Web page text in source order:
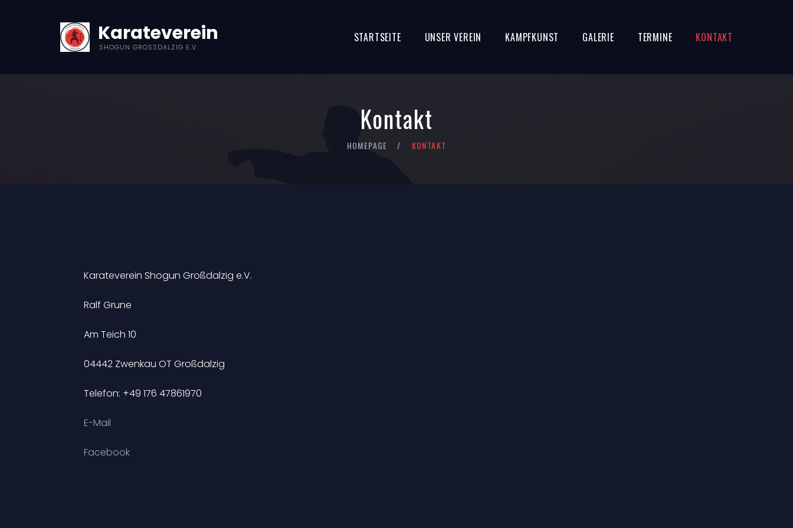
Karateverein
SHOGUN GROSSDALZIG E.V.
STARTSEITE UNSER VEREIN KAMPFKUNST GALERIE TERMINE KONTAKT
Kontakt
HOMEPAGE KONTAKT
Karateverein Shogun Großdalzig e.V.
Ralf Grune
Am Teich 10
04442 Zwenkau OT Großdalzig
Telefon: +49 176 47861970
E-Mail
Facebook